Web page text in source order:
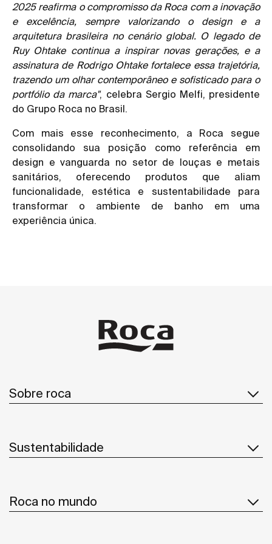
2025 reafirma o compromisso da Roca com a inovação
e excelência, sempre valorizando o design e a
arquitetura brasileira no cenário global. O legado de
Ruy Ohtake continua a inspirar novas gerações, e a
assinatura de Rodrigo Ohtake fortalece essa trajetória,
trazendo um olhar contemporâneo e sofisticado para o
portfólio da marca", celebra Sergio Melfi, presidente
do Grupo Roca no Brasil.
Com mais esse reconhecimento, a Roca segue
consolidando sua posição como referência em
design e vanguarda no setor de louças e metais
sanitários, oferecendo produtos que aliam
funcionalidade, estética e sustentabilidade para
transformar o ambiente de banho em uma
experiência única.
Sobre roca
Sustentabilidade
Roca no mundo